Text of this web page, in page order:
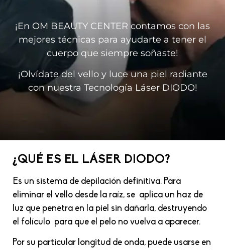
¡En OM BEAUTY CENTER contamos con las
mejores técnicas para ayudarte a tener el
cuerpo que siempre soñaste!
¡Olvídate del vello y luce una piel radiante
con nuestra Tecnología Láser DIODO!
¿QUÉ ES EL LÁSER DIODO?
Es un sistema de depilación definitiva. Para
eliminar el vello desde la raíz, se aplica un haz de
luz que penetra en la piel sin dañarla, destruyendo
el folículo para que el pelo no vuelva a aparecer.
Por su particular longitud de onda, puede usarse en